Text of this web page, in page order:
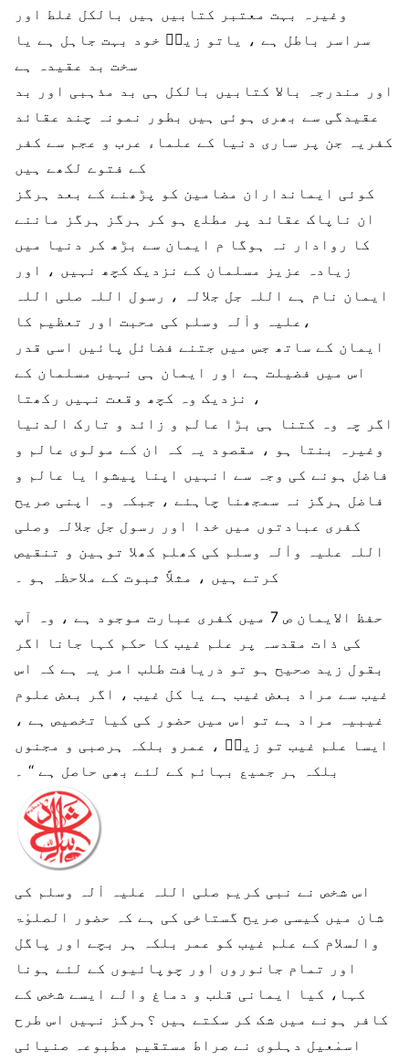
وغیرہ بہت معتبر کتابیں ہیں بالکل غلط اور
سراسر باطل ہے ، یاتو زیدؔ خود بہت جاہل ہے یا
سخت بد عقیدہ ہے
اور مندرجہ بالا کتابیں بالکل ہی بد مذہبی اور بد
عقیدگی سے بھری ہوئی ہیں بطور نمونہ چند عقائد
کفریہ جن پر ساری دنیا کے علماء عرب و عجم سے کفر
کے فتوے لکھے ہیں
کوئی ایمانداران مضامین کو پڑھنے کے بعد ہرگز
ان ناپاک عقائد پر مطلع ہو کر ہرگز ہرگز ماننے
کا روادار نہ ہوگا م ایمان سے بڑھ کر دنیا میں
زیادہ عزیز مسلمان کے نزدیک کچھ نہیں ، اور
ایمان نام ہے اللہ جل جلالہ ، رسول اللہ صلی اللہ
علیہ واٰلہ وسلم کی محبت اور تعظیم کا،
ایمان کے ساتھ جس میں جتنے فضائل پائیں اسی قدر
اس میں فضیلت ہے اور ایمان ہی نہیں مسلمان کے
نزدیک وہ کچھ وقعت نہیں رکھتا ،
اگر چہ وہ کتنا ہی بڑا عالم و زائد و تارک الدنیا
وغیرہ بنتا ہو ، مقصود یہ کہ ان کے مولوی عالم و
فاضل ہونے کی وجہ سے انہیں اپنا پیشوا یا عالم و
فاضل ہرگز نہ سمجھنا چاہئے ، جبکہ وہ اپنی صریح
کفری عبادتوں میں خدا اور رسول جل جلالہ وصلی
اللہ علیہ واٰلہ وسلم کی کھلم کھلا توہین و تنقیص
کرتے ہیں ، مثلاً ثبوت کے ملاحظہ ہو ۔
حفظ الایمان ص 7 میں کفری عبارت موجود ہے ، وہ آپ
کی ذات مقدسہ پر علم غیب کا حکم کہا جانا اگر
بقول زید صحیح ہو تو دریافت طلب امر یہ ہے کہ اس
غیب سے مراد بعض غیب ہے یا کل غیب ، اگر بعض علوم
غیبیہ مراد ہے تو اس میں حضور کی کیا تخصیص ہے ،
ایسا علم غیب تو زیدؔ ، عمرو بلکہ ہرصبی و مجنوں
بلکہ ہر جمیع بہائم کے لئے بھی حاصل ہے ‘‘ ۔
اس شخص نے نبی کریم صلی اللہ علیہ اٰلہ وسلم کی
شان میں کیسی صریح گستاخی کی ہے کہ حضور الصلوٰۃ
والسلام کے علم غیب کو عمر بلکہ ہر بچے اور پاگل
اور تمام جانوروں اور چوپائیوں کے لئے ہونا
کہا، کیا ایمانی قلب و دماغ والے ایسے شخص کے
کافر ہونے میں شک کر سکتے ہیں ؟ہرگز نہیں اس طرح
اسمٰعیل دہلوی نے صراط مستقیم مطبوعہ صنیائی